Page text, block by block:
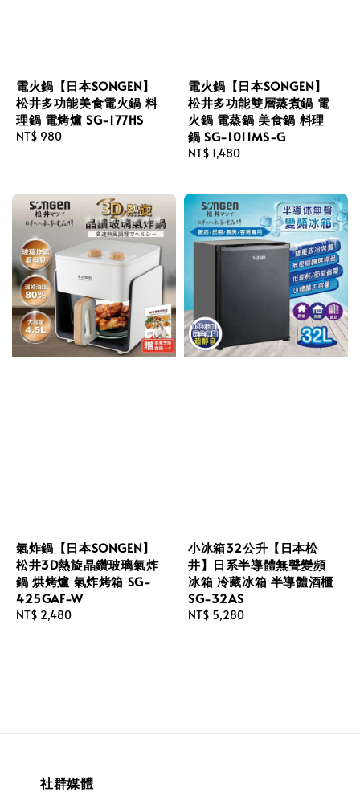
電火鍋【日本SONGEN】
松井多功能美食電火鍋 料
理鍋 電烤爐 SG-177HS
Regular
NT$ 980
電火鍋【日本SONGEN】
松井多功能雙層蒸煮鍋 電
火鍋 電蒸鍋 美食鍋 料理
鍋 SG-1011MS-G
Regular
NT$ 1,480
氣炸鍋【日本SONGEN】
松井3D熱旋晶鑽玻璃氣炸
鍋 烘烤爐 氣炸烤箱 SG-
425GAF-W
Regular
NT$ 2,480
小冰箱32公升【日本松
井】日系半導體無聲變頻
冰箱 冷藏冰箱 半導體酒櫃
SG-32AS
Regular
NT$ 5,280
社群媒體